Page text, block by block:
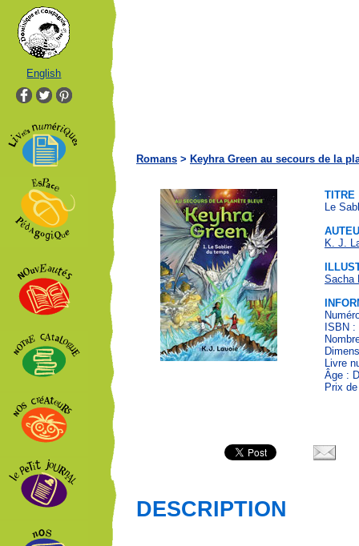
English
Romans > Keyhra Green au secours de la
TITRE
Le
K. J.
Sacha
ISBN :
Livre
Âge :
Prix
DESCRIPTION